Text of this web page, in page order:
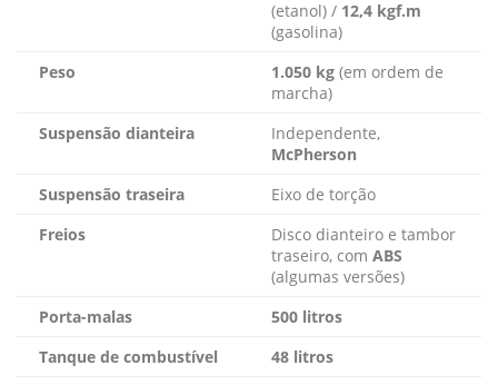
(etanol) / 12,4 kgf.m
(gasolina)
Peso
1.050 kg (em ordem de
marcha)
Suspensão dianteira
Independente,
McPherson
Suspensão traseira
Eixo de torção
Freios
Disco dianteiro e tambor
traseiro, com ABS
(algumas versões)
Porta-malas
500 litros
Tanque de combustível
48 litros